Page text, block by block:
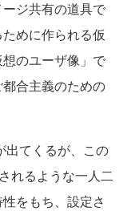
ジ共有の道具で
めに作られる仮
のユーザ像」で
合主義のための
てくるが、この
れるような一人二
をもち、設定さ